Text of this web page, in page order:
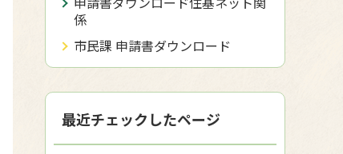
係
市民課 申請書ダウンロード
最近チェックしたページ